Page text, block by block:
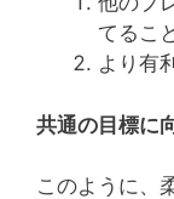
てるこ
より有
共通の目標に
このように、